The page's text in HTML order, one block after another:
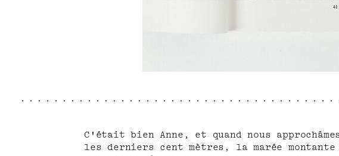
C'était bien Anne, et quand nous
les derniers cent mètres, la marée